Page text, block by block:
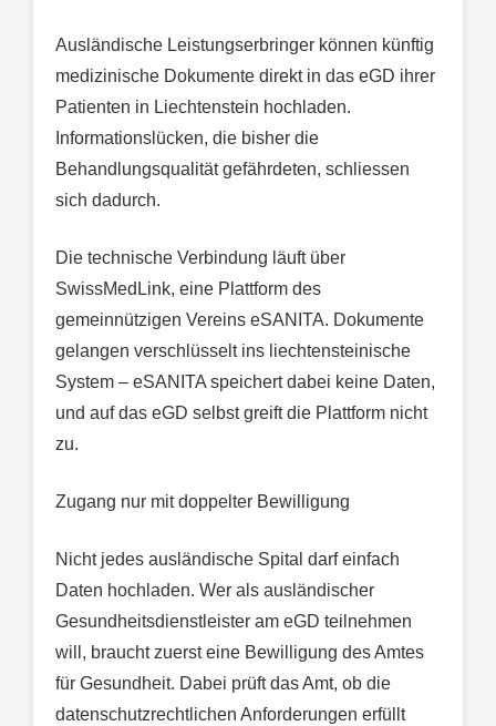
Ausländische Leistungserbringer können künftig
medizinische Dokumente direkt in das eGD ihrer
Patienten in Liechtenstein hochladen.
Informationslücken, die bisher die
Behandlungsqualität gefährdeten, schliessen
sich dadurch.
Die technische Verbindung läuft über
SwissMedLink, eine Plattform des
gemeinnützigen Vereins eSANITA. Dokumente
gelangen verschlüsselt ins liechtensteinische
System – eSANITA speichert dabei keine Daten,
und auf das eGD selbst greift die Plattform nicht
zu.
Zugang nur mit doppelter Bewilligung
Nicht jedes ausländische Spital darf einfach
Daten hochladen. Wer als ausländischer
Gesundheitsdienstleister am eGD teilnehmen
will, braucht zuerst eine Bewilligung des Amtes
für Gesundheit. Dabei prüft das Amt, ob die
datenschutzrechtlichen Anforderungen erfüllt